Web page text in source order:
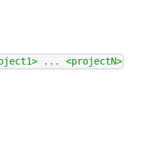
... <projectN>